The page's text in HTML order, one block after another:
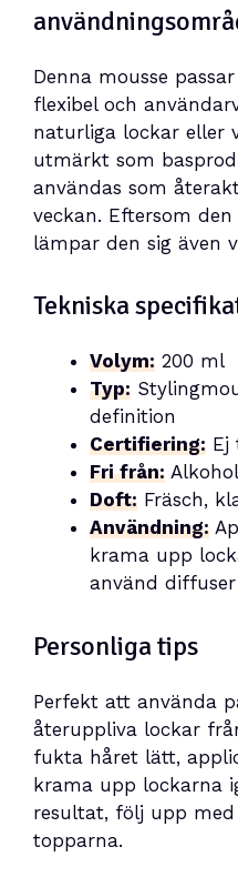
Denna mousse
flexibel och
naturliga lockar eller
utmärkt som
användas som
veckan. Eftersom
lämpar den sig även
Tekniska
Volym: 200 ml
Typ:
definition
Certifiering: Ej
Fri från:
Doft: Fräsch,
Användning:
krama upp
använd diffuser
Personliga tips
Perfekt att använda
återuppliva lockar
fukta håret lätt,
krama upp lockarna
resultat, följ upp
topparna.